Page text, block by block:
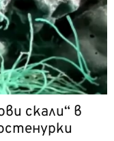
скали“ в